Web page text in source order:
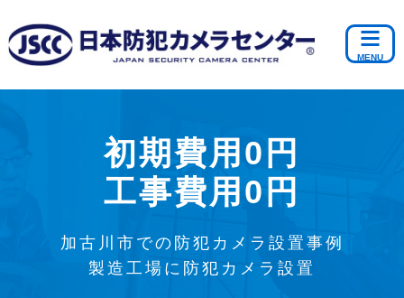
初期費用0円
工事費用0円
加古川市での防犯カメラ設置事例
製造工場に防犯カメラ設置